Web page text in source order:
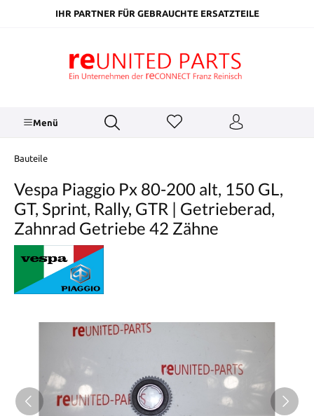
springenIHR PARTNER FÜR GEBRAUCHTE ERSATZTEILE
Menü
Bauteile
Vespa Piaggio Px 80-200 alt, 150 GL,
GT, Sprint, Rally, GTR | Getrieberad,
Zahnrad Getriebe 42 Zähne